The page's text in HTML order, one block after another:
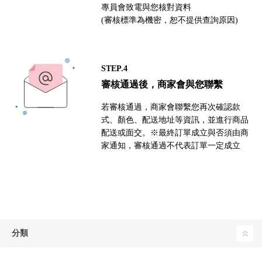
專員會致電與您核對資料
(審核標準為機密，恕不提供查詢原因)
STEP.4
審核通過後，商家會與您聯繫
若審核通過，商家會聯繫您再次確認款
式、顏色、配送地址等資訊，並進行商品
配送或面交。※最終訂單成立與否須由商
家通知，審核通過不代表訂單一定成立
分類